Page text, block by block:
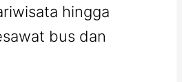
hingga
bus dan